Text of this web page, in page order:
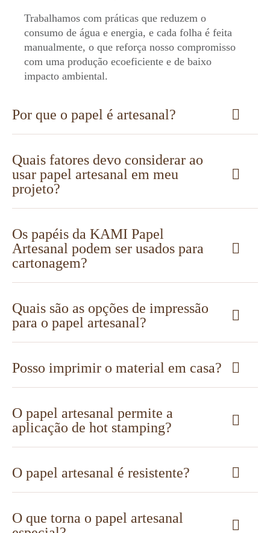
Trabalhamos com práticas que reduzem o
consumo de água e energia, e cada folha é feita
manualmente, o que reforça nosso compromisso
com uma produção ecoeficiente e de baixo
impacto ambiental.
Por que o papel é artesanal?
Quais fatores devo considerar ao
usar papel artesanal em meu
projeto?
Os papéis da KAMI Papel
Artesanal podem ser usados para
cartonagem?
Quais são as opções de impressão
para o papel artesanal?
Posso imprimir o material em casa?
O papel artesanal permite a
aplicação de hot stamping?
O papel artesanal é resistente?
O que torna o papel artesanal